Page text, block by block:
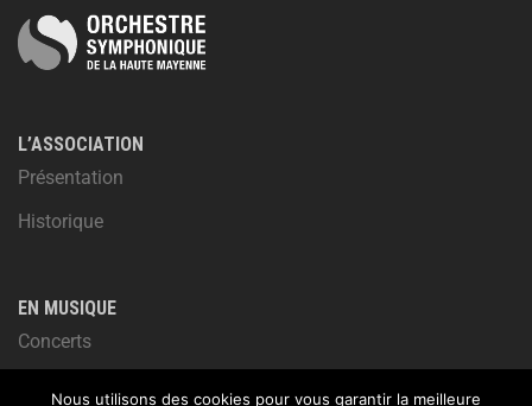
L’ASSOCIATION
Présentation
Historique
EN MUSIQUE
Concerts
Nous utilisons des cookies pour vous garantir la meilleure